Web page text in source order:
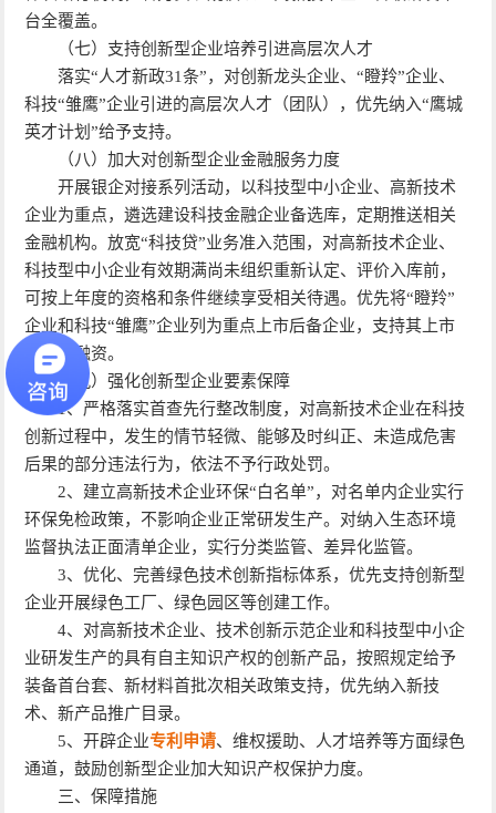
台全覆盖。
（七）支持创新型企业培养引进高层次人才
落实“人才新政31条”，对创新龙头企业、“瞪羚”企业、
科技“雏鹰”企业引进的高层次人才（团队），优先纳入“鹰城
英才计划”给予支持。
（八）加大对创新型企业金融服务力度
开展银企对接系列活动，以科技型中小企业、高新技术
企业为重点，遴选建设科技金融企业备选库，定期推送相关
金融机构。放宽“科技贷”业务准入范围，对高新技术企业、
科技型中小企业有效期满尚未组织重新认定、评价入库前，
可按上年度的资格和条件继续享受相关待遇。优先将“瞪羚”
企业和科技“雏鹰”企业列为重点上市后备企业，支持其上市
和挂牌融资。
（九）强化创新型企业要素保障
1、严格落实首查先行整改制度，对高新技术企业在科技
创新过程中，发生的情节轻微、能够及时纠正、未造成危害
后果的部分违法行为，依法不予行政处罚。
2、建立高新技术企业环保“白名单”，对名单内企业实行
环保免检政策，不影响企业正常研发生产。对纳入生态环境
监督执法正面清单企业，实行分类监管、差异化监管。
3、优化、完善绿色技术创新指标体系，优先支持创新型
企业开展绿色工厂、绿色园区等创建工作。
4、对高新技术企业、技术创新示范企业和科技型中小企
业研发生产的具有自主知识产权的创新产品，按照规定给予
装备首台套、新材料首批次相关政策支持，优先纳入新技
术、新产品推广目录。
5、开辟企业专利申请、维权援助、人才培养等方面绿色
通道，鼓励创新型企业加大知识产权保护力度。
三、保障措施